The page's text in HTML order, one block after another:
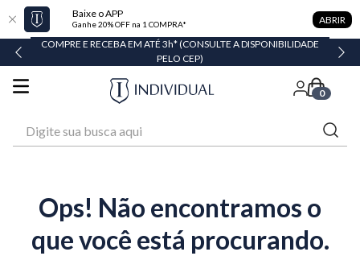
Baixe o APP
Ganhe 20% OFF na 1 COMPRA* ABRIR
COMPRE E RECEBA EM ATÉ 3h* (CONSULTE A DISPONIBILIDADE
PELO CEP)
0
Ops! Não encontramos o
que você está procurando.